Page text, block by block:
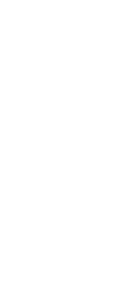
ART
Počas vlastného
počas výtvarných
spôsoby, pomôcky
objavovaní a podpore
ako ďalej či ako začať,
každej investovanej
a prinášala mi
…naštartovať svoju
tvorivosti, odhaliť
odhodiť zábrany a